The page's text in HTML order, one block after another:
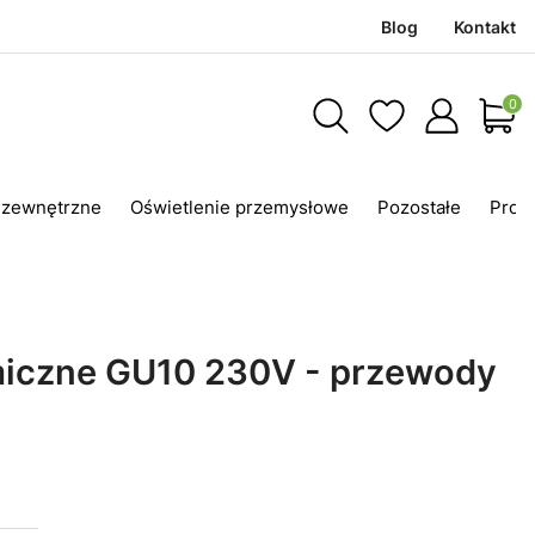
Blog Kontakt
Oświetlenie przemysłowe Pozostałe
GU10 230V - przewody